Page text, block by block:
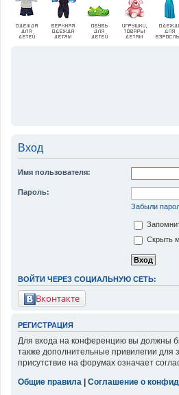
Вход
Имя пользователя:
Пароль:
Забыли
Скрыть
ВОЙТИ ЧЕРЕЗ СОЦИАЛЬНУЮ СЕТЬ:
Вконтакте
РЕГИСТРАЦИЯ
Для входа на конференцию вы должны
также дополнительные привилегии для
присутствие на форумах означает
Общие правила
Соглашение о